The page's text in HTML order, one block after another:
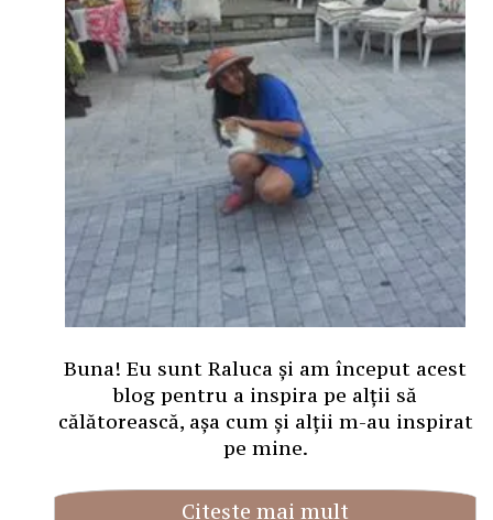
Buna! Eu sunt Raluca și am început acest
blog pentru a inspira pe alții să
călătorească, așa cum și alții m-au inspirat
pe mine.
Citește mai mult